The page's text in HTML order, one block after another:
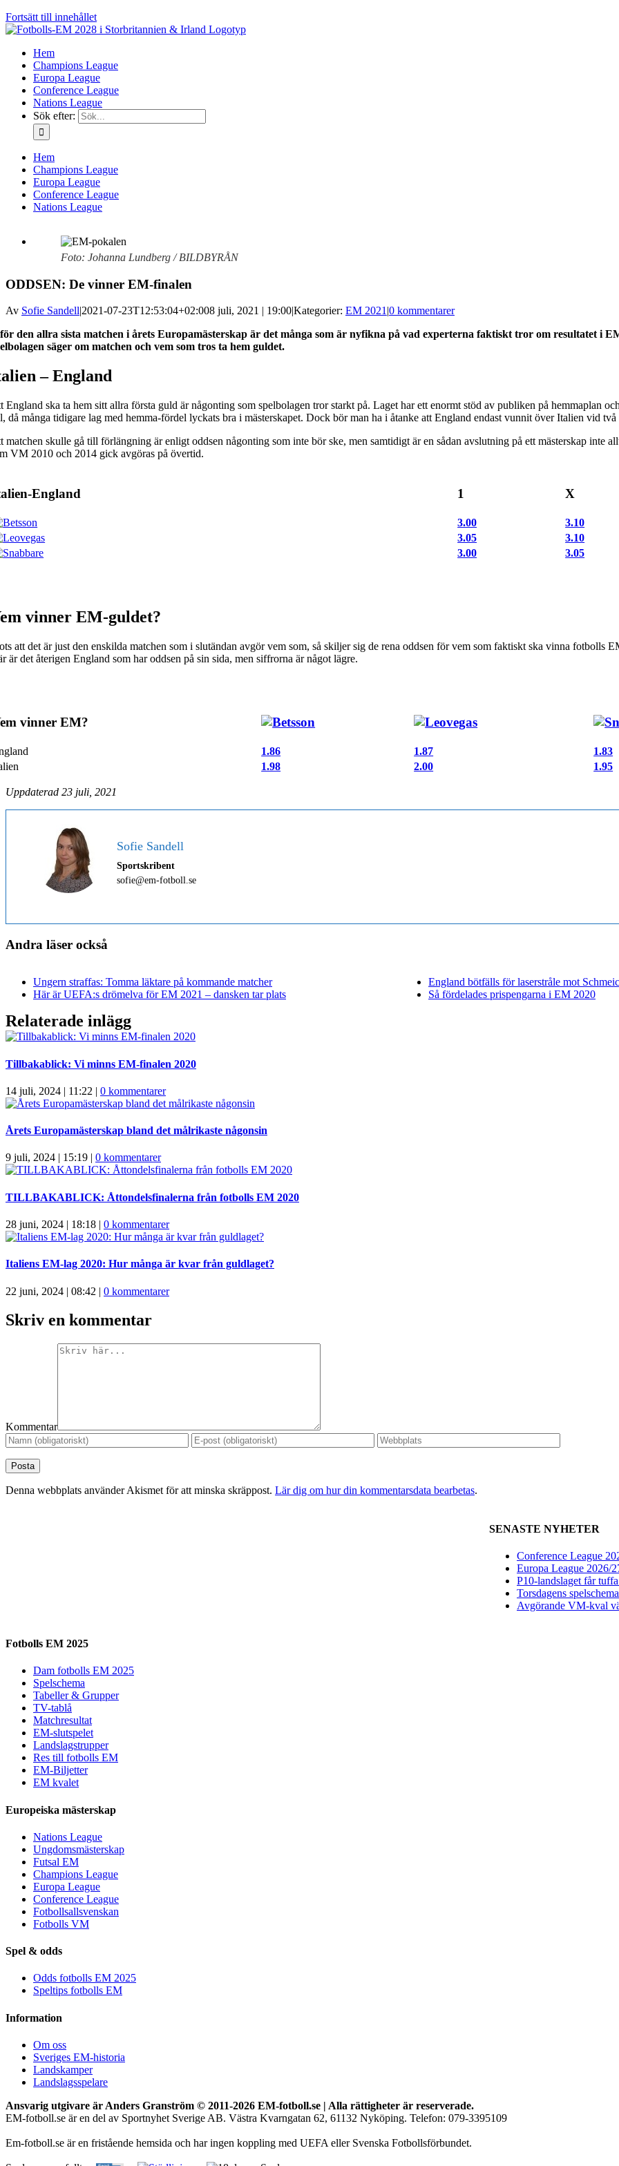
Fortsätt till innehållet
Hem
Champions League
Europa League
Conference League
Nations League
Sök efter:
Hem
Champions League
Europa League
Conference League
Nations League
Foto: Johanna Lundberg / BILDBYRÅN
ODDSEN: De vinner EM-finalen
Av Sofie Sandell|2021-07-23T12:53:04+02:008 juli, 2021 | 19:00|Kategorier: EM 2021|0 kommentarer
den allra sista matchen i årets Europamästerskap är det många som är nyfikna på vad experterna faktiskt tror om resultatet i
säger om matchen och vem som tros ta hem guldet.
– England
England ska ta hem sitt allra första guld är någonting som spelbolagen tror starkt på. Laget har ett enormt stöd av publiken på hemmaplan
då många tidigare lag med hemma-fördel lyckats bra i mästerskapet. Dock bör man ha i åtanke att England endast vunnit över Italien vid
matchen skulle gå till förlängning är enligt oddsen någonting som inte bör ske, men samtidigt är en sådan avslutning på ett mästerskap inte
VM 2010 och 2014 gick avgöras på övertid.
England 1 X
3.00
3.10
3.05
3.10
3.00
3.05
vinner EM-guldet?
att det är just den enskilda matchen som i slutändan avgör vem som, så skiljer sig de rena oddsen för vem som faktiskt ska vinna fotbolls
är det återigen England som har oddsen på sin sida, men siffrorna är något lägre.
vinner EM?
1.86 1.87
1.83
1.98 2.00 1.95
Uppdaterad 23 juli, 2021
Sofie Sandell
Sportskribent
sofie@em-fotboll.se
Andra läser också
Ungern straffas: Tomma läktare på kommande matcher
Här är UEFA:s drömelva för EM 2021 – dansken tar plats
England bötfälls för laserstråle mot
Så fördelades prispengarna i EM 2020
Relaterade inlägg
Tillbakablick: Vi minns EM-finalen 2020
14 juli, 2024 | 11:22 | 0 kommentarer
Årets Europamästerskap bland det målrikaste någonsin
9 juli, 2024 | 15:19 0 kommentarer
TILLBAKABLICK: Åttondelsfinalerna från fotbolls EM 2020
28 juni, 2024 | 18:18 | 0 kommentarer
Italiens EM-lag 2020: Hur många är kvar från guldlaget?
22 juni, 2024 | 08:42 | 0 kommentarer
Skriv en kommentar
Kommentar
Denna webbplats använder Akismet för att minska skräppost. Lär dig om hur din kommentarsdata bearbetas.
SENASTE NYHETER
Conference League
Europa League 2026/
P10-landslaget får
Torsdagens
Avgörande VM-kval
Fotbolls EM 2025
Dam fotbolls EM 2025
Spelschema
Tabeller & Grupper
TV-tablå
Matchresultat
EM-slutspelet
Landslagstrupper
Res till fotbolls EM
EM-Biljetter
EM kvalet
Europeiska mästerskap
Nations League
Ungdomsmästerskap
Futsal EM
Champions League
Europa League
Conference League
Fotbollsallsvenskan
Fotbolls VM
Spel & odds
Odds fotbolls EM 2025
Speltips fotbolls EM
Information
Om oss
Sveriges EM-historia
Landskamper
Landslagsspelare
Ansvarig utgivare är Anders Granström © 2011-2026 EM-fotboll.se | Alla rättigheter är reserverade.
EM-fotboll.se är en del av Sportnyhet Sverige AB. Västra Kvarngatan 62, 61132 Nyköping. Telefon: 079-3395109
Em-fotboll.se är en fristående hemsida och har ingen koppling med UEFA eller Svenska Fotbollsförbundet.